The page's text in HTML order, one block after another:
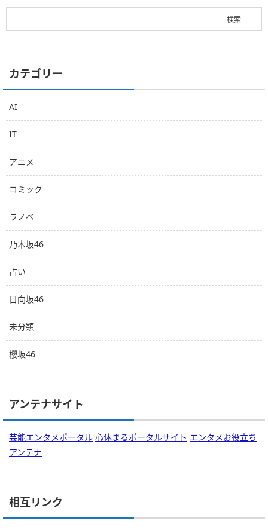
カテゴリー
AI
IT
アニメ
コミック
ラノベ
乃木坂46
占い
日向坂46
未分類
櫻坂46
アンテナサイト
芸能エンタメポータル 心休まるポータルサイト エンタメお役立ち
アンテナ
相互リンク